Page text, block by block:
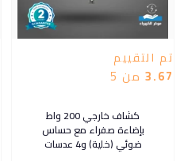
تم التقييم
3.67 من 5
كشاف خارجي 200 واط
بإضاءة صفراء مع حساس
ضوئي (خلية) و4 عدسات